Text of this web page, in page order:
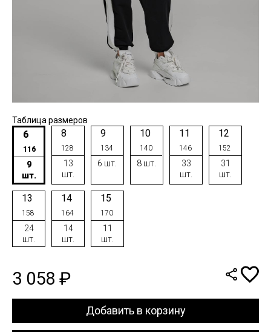
Таблица размеров
6
116
9
шт.
8
128
13
шт.
9
134
6 шт.
10
140
8 шт.
11
146
33
шт.
12
152
31
шт.
13
158
24
шт.
14
164
14
шт.
15
170
11
шт.
3 058 ₽
Добавить в корзину